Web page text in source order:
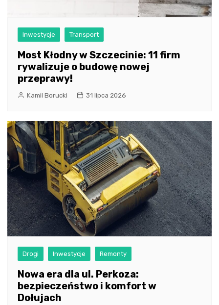
Inwestycje Transport
Most Kłodny w Szczecinie: 11 firm
rywalizuje o budowę nowej
przeprawy!
Kamil Borucki 31 lipca 2026
Drogi Inwestycje Remonty
Nowa era dla ul. Perkoza:
bezpieczeństwo i komfort w
Dołujach